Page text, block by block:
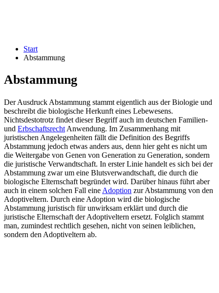
Start
Abstammung
Abstammung
Der Ausdruck Abstammung stammt eigentlich aus der Biologie und
beschreibt die biologische Herkunft eines Lebewesens.
Nichtsdestotrotz findet dieser Begriff auch im deutschen Familien-
und Erbschaftsrecht Anwendung. Im Zusammenhang mit
juristischen Angelegenheiten fällt die Definition des Begriffs
Abstammung jedoch etwas anders aus, denn hier geht es nicht um
die Weitergabe von Genen von Generation zu Generation, sondern
die juristische Verwandtschaft. In erster Linie handelt es sich bei der
Abstammung zwar um eine Blutsverwandtschaft, die durch die
biologische Elternschaft begründet wird. Darüber hinaus führt aber
auch in einem solchen Fall eine Adoption zur Abstammung von den
Adoptiveltern. Durch eine Adoption wird die biologische
Abstammung juristisch für unwirksam erklärt und durch die
juristische Elternschaft der Adoptiveltern ersetzt. Folglich stammt
man, zumindest rechtlich gesehen, nicht von seinen leiblichen,
sondern den Adoptiveltern ab.